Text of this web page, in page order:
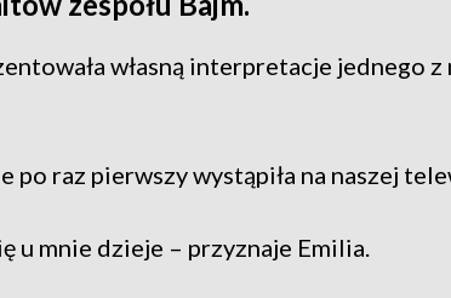
własną interpretacje jednego
po raz pierwszy wystąpiła na naszej
u mnie dzieje – przyznaje Emilia.